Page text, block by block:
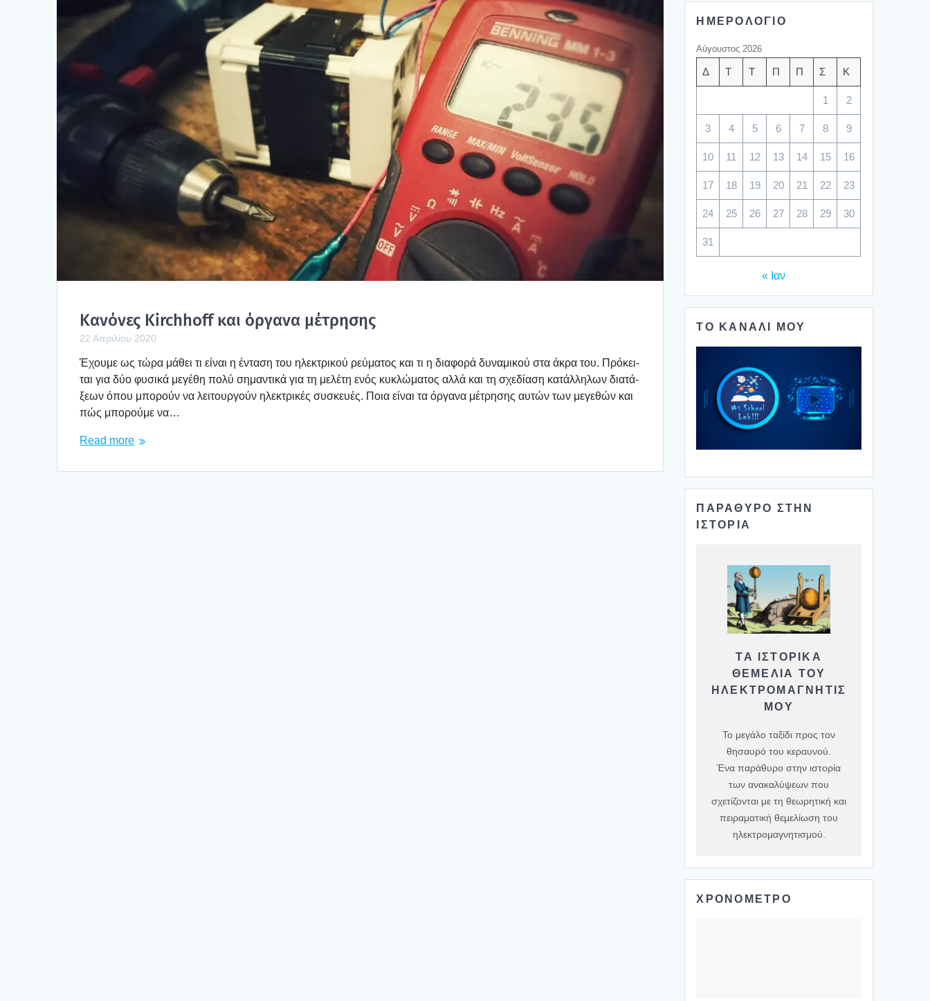
Κανό­νες Kirchhoff και όργα­να μέτρη­σης
22 Απριλίου 2020
Έχου­με ως τώρα μάθει τι είναι η έντα­ση του ηλε­κτρι­κού ρεύ­μα­τος και τι η δια­φο­ρά δυνα­μι­κού στα άκρα του. Πρό­κει­
ται για δύο φυσι­κά μεγέ­θη πολύ σημα­ντι­κά για τη μελέ­τη ενός κυκλώ­μα­τος αλλά και τη σχε­δί­α­ση κατάλ­λη­λων δια­τά­
ξε­ων όπου μπο­ρούν να λει­τουρ­γούν ηλε­κτρι­κές συσκευ­ές. Ποια είναι τα όργα­να μέτρη­σης αυτών των μεγε­θών και
πώς μπο­ρού­με να…
Read more
ΗΜΕΡΟΛΟΓΙΟ
Αύγουστος 2026
Δ Τ Τ Π Π Σ Κ
1 2
3 4 5 6 7 8 9
10 11 12 13 14 15 16
17 18 19 20 21 22 23
24 25 26 27 28 29 30
31
« Ιαν
ΤΟ ΚΑΝΑΛΙ ΜΟΥ
ΠΑΡΑΘΥΡΟ ΣΤΗΝ
ΙΣΤΟΡΙΑ
ΤΑ ΙΣΤΟΡΙΚΆ
ΘΕΜΈΛΙΑ ΤΟΥ
ΗΛΕΚΤΡΟΜΑΓΝΗΤΙΣ
ΜΟΎ
Το μεγάλο ταξίδι προς τον
θησαυρό του κεραυνού.
Ένα παράθυρο στην ιστορία
των ανακαλύψεων που
σχετίζονται με τη θεωρητική και
πειραματική θεμελίωση του
ηλεκτρομαγνητισμού.
ΧΡΟΝΟΜΕΤΡΟ